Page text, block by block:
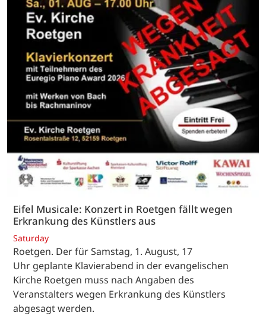
Eifel Musicale: Konzert in Roetgen fällt wegen
Erkrankung des Künstlers aus
Saturday
Roetgen. Der für Samstag, 1. August, 17
Uhr geplante Klavierabend in der evangelischen
Kirche Roetgen muss nach Angaben des
Veranstalters wegen Erkrankung des Künstlers
abgesagt werden.